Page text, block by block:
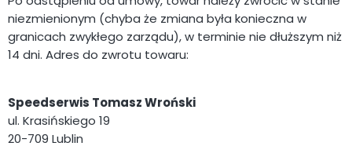
niezmienionym (chyba że zmiana była konieczna w
granicach zwykłego zarządu), w terminie nie dłuższym niż
14 dni. Adres do zwrotu towaru:
Speedserwis Tomasz Wroński
ul. Krasińskiego 19
20-709 Lublin